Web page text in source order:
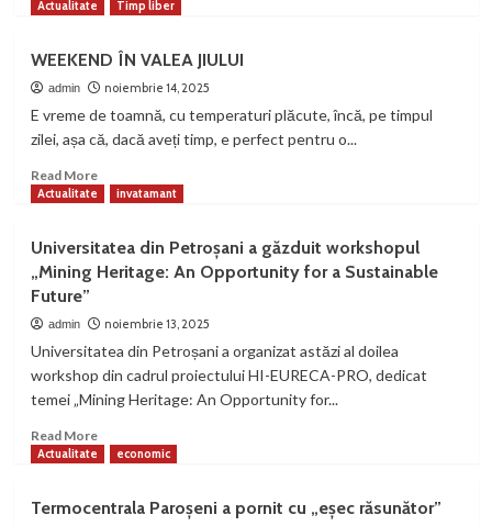
ce
ar
fi
fosta
prietenă
more
Prima
creșă
din
Valea
Jiului,
aproape
de
finalizare
Demersuri
importante
la
Transporturilor
Actualitate Timp liber
WEEKEND ÎN VALEA JIULUI
admin noiembrie 14, 2025
E vreme de toamnă, cu temperaturi plăcute, încă, pe timpul
zilei, așa că, dacă aveți timp, e perfect pentru o...
Read MoreRead
more
ÎN
VALEA
Actualitate invatamant
Universitatea din Petroșani a găzduit workshopul
„Mining Heritage: An Opportunity for a Sustainable
Future”
admin noiembrie 13, 2025
Universitatea din Petroșani a organizat astăzi al doilea
workshop din cadrul proiectului HI-EURECA-PRO, dedicat
temei „Mining Heritage: An Opportunity for...
Read MoreRead
more
din
Actualitate economic
Termocentrala Paroșeni a pornit cu „eșec răsunător”